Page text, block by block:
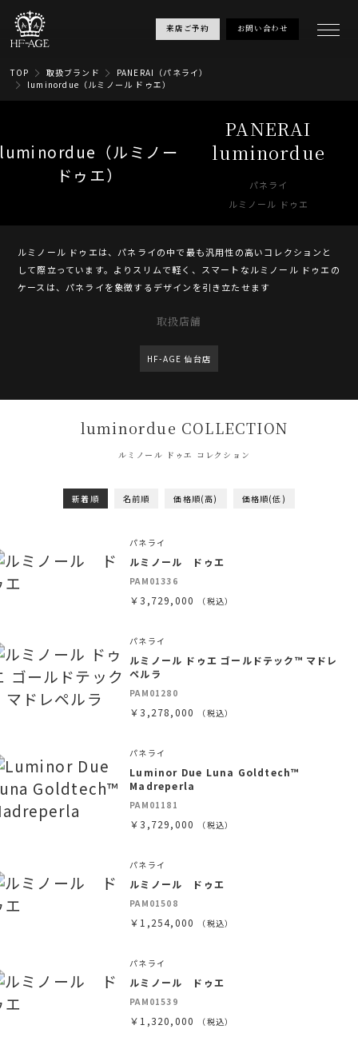
来店ご予約 お問い合わせ
TOP 取扱ブランド
PANERAI（パネライ）
luminordue（ルミノール ドゥエ）
PANERAI
luminordue
パネライ
ルミノール ドゥエ
ルミノール ドゥエは、パネライの中で最も汎用性の高いコレクションと
して際立っています。よりスリムで軽く、スマートなルミノール ドゥエの
ケースは、パネライを象徴するデザインを引き立たせます
取扱店舗
HF-AGE 仙台店
luminordue COLLECTION
ルミノール ドゥエ コレクション
新着順 名前順 価格順(高) 価格順(低)
パネライ
ルミノール ドゥエ
PAM01336
￥3,729,000 （税込）
パネライ
ルミノール ドゥエ ゴールドテック™ マドレ
ペルラ
PAM01280
￥3,278,000 （税込）
パネライ
Luminor Due Luna Goldtech™
Madreperla
PAM01181
￥3,729,000 （税込）
パネライ
ルミノール ドゥエ
PAM01508
￥1,254,000 （税込）
パネライ
ルミノール ドゥエ
PAM01539
￥1,320,000 （税込）